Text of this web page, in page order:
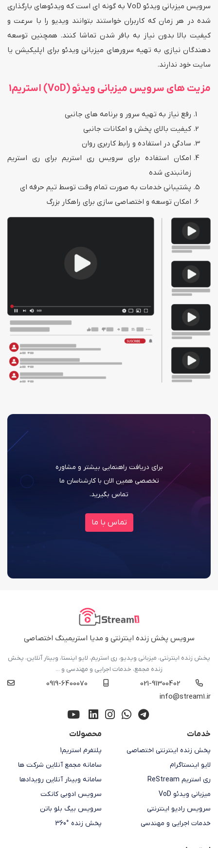
سرویس میزبانی ویدئو VoD به گونه ای است که ویدئوهای بارگذاری
شده در هر زمان که کاربران خواستند بتوانند ویدیو را با سرعت و
کیفیت بالا بدون نیاز به بافر شدن تماشا کنند. همچنین توسعه
دهندگان نیازی به تهیه سرورهای میزبانی ویدئو برای اپلیکیشن یا
سایت خود ندارند.
مزیت های سرویس میزبانی ویدئو (VoD) استریم1
رفع نیاز به تهیه سرور و برنامه های جانبی
کیفیت بالای پخش و امکانات جانبی
سادگی در استفاده و رابط کاربری روان
امکان استفاده برای سرویس ری استریم برای ری استریم
زمانبندی شده
پشتیبانی خدمات به صورت تمام وقت توسط تیم حرفه ای
امکان توسعه و اختصاصی سازی برای راهکار بزرگ
برای دریافت راهنمایی بیشتر و مشاوره
تخصصی همین الان با کارشناسان ما
تماس بگیرید.
تماس با ما
سرویس پخش زنده اینترنتی و مدیا استریمینگ اختصاصی
پخش زنده اینترنتی، میزبانی ویدیو، ری استریم، لایو اینستا، وبینار آنلاین، پخش
زنده مجمع، خدمات اجرایی و مهندسی و ...
021-91300402
0919-6400070
info@stream1.ir
خدمات
پخش زنده اینترنتی اختصاصی
لایو اینستاگرام
ری استریم ReStream
میزبانی ویدئو VoD
سرویس رادیو اینترنتی
خدمات اجرایی و مهندسی
محصولات
پلتفرم استریم1
سامانه مجمع آنلاین شرکت ها
سامانه وبینار آنلاین رویدادها
سرویس ادوبی کانکت
سرویس بیگ بلو باتن
پخش زنده °360